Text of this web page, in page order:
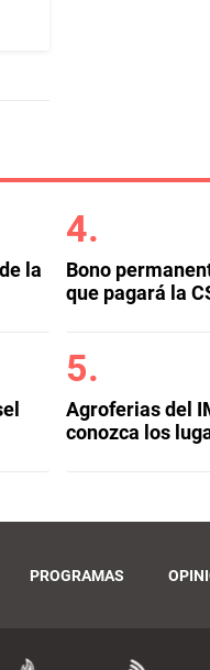
la
Bono
que pagará la
Agroferias del
conozca los
PROGRAMAS